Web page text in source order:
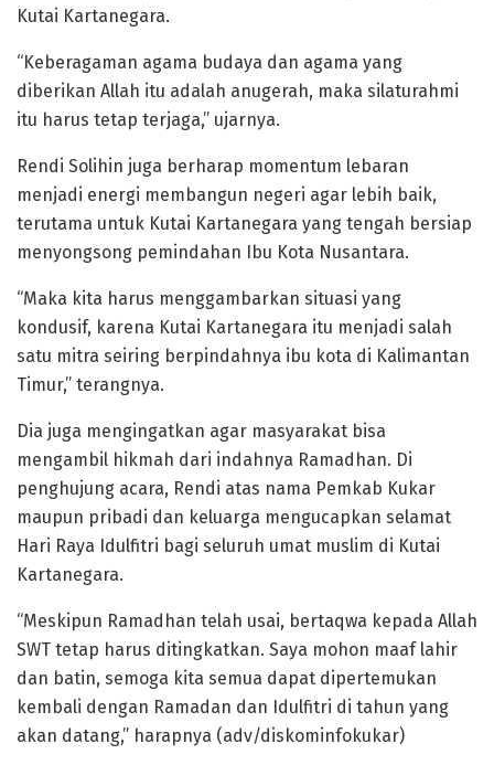
Kutai Kartanegara.
“Keberagaman agama budaya dan agama yang
diberikan Allah itu adalah anugerah, maka silaturahmi
itu harus tetap terjaga,” ujarnya.
Rendi Solihin juga berharap momentum lebaran
menjadi energi membangun negeri agar lebih baik,
terutama untuk Kutai Kartanegara yang tengah bersiap
menyongsong pemindahan Ibu Kota Nusantara.
“Maka kita harus menggambarkan situasi yang
kondusif, karena Kutai Kartanegara itu menjadi salah
satu mitra seiring berpindahnya ibu kota di Kalimantan
Timur,” terangnya.
Dia juga mengingatkan agar masyarakat bisa
mengambil hikmah dari indahnya Ramadhan. Di
penghujung acara, Rendi atas nama Pemkab Kukar
maupun pribadi dan keluarga mengucapkan selamat
Hari Raya Idulfitri bagi seluruh umat muslim di Kutai
Kartanegara.
“Meskipun Ramadhan telah usai, bertaqwa kepada Allah
SWT tetap harus ditingkatkan. Saya mohon maaf lahir
dan batin, semoga kita semua dapat dipertemukan
kembali dengan Ramadan dan Idulfitri di tahun yang
akan datang,” harapnya (adv/diskominfokukar)